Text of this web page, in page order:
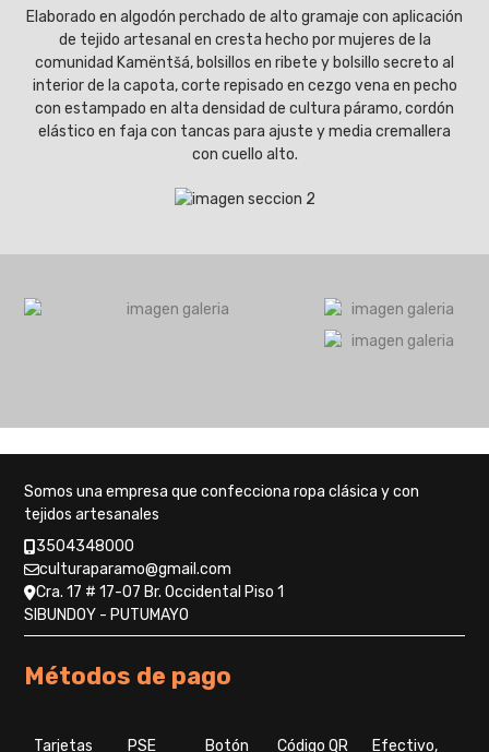
Elaborado en algodón perchado de alto gramaje con aplicación
de tejido artesanal en cresta hecho por mujeres de la
comunidad Kamëntšá, bolsillos en ribete y bolsillo secreto al
interior de la capota, corte repisado en cezgo vena en pecho
con estampado en alta densidad de cultura páramo, cordón
elástico en faja con tancas para ajuste y media cremallera
con cuello alto.
Somos una empresa que confecciona ropa clásica y con
tejidos artesanales
3504348000
culturaparamo@gmail.com
Cra. 17 # 17-07 Br. Occidental Piso 1
SIBUNDOY - PUTUMAYO
Métodos de pago
Tarjetas PSE Botón Código QR Efectivo,